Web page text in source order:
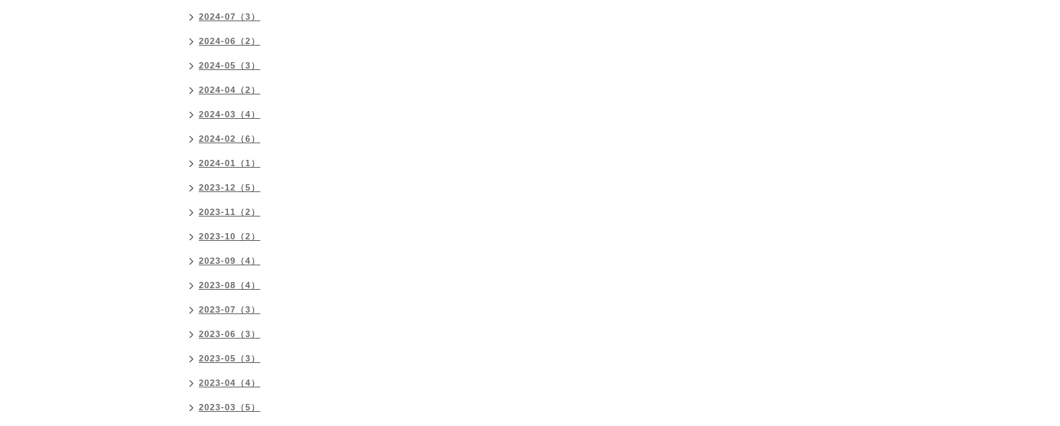
2024-07（3）
2024-06（2）
2024-05（3）
2024-04（2）
2024-03（4）
2024-02（6）
2024-01（1）
2023-12（5）
2023-11（2）
2023-10（2）
2023-09（4）
2023-08（4）
2023-07（3）
2023-06（3）
2023-05（3）
2023-04（4）
2023-03（5）